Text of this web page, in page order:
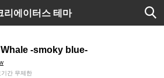
리에이터스 테마
-smoky blue-
간 무제한